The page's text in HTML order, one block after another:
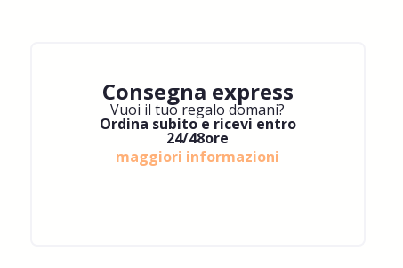
Consegna express
Vuoi il tuo regalo domani?
Ordina subito e ricevi entro
24/48ore
maggiori informazioni